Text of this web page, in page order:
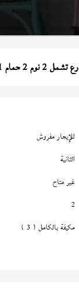
للإيجار مفروش
الثانية
غير متاح
2
مكيفة بالكامل ( 3 )